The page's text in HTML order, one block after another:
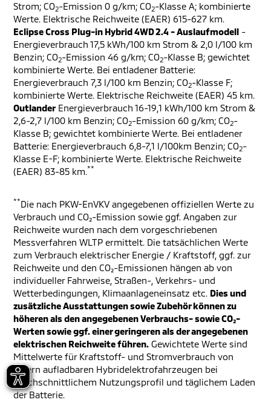
Strom; CO2-Emission 0 g/km; CO2-Klasse A; kombinierte
Werte. Elektrische Reichweite (EAER) 615-627 km.
Eclipse Cross Plug-in Hybrid 4WD 2.4 - Auslaufmodell -
Energieverbrauch 17,5 kWh/100 km Strom & 2,0 l/100 km
Benzin; CO2-Emission 46 g/km; CO2-Klasse B; gewichtet
kombinierte Werte. Bei entladener Batterie:
Energieverbrauch 7,3 l/100 km Benzin; CO2-Klasse F;
kombinierte Werte. Elektrische Reichweite (EAER) 45 km.
Outlander Energieverbrauch 16-19,1 kWh/100 km Strom &
2,6-2,7 l/100 km Benzin; CO2-Emission 60 g/km; CO2-
Klasse B; gewichtet kombinierte Werte. Bei entladener
Batterie: Energieverbrauch 6,8-7,1 l/100km Benzin; CO2-
Klasse E-F; kombinierte Werte. Elektrische Reichweite
(EAER) 83-85 km.**
**Die nach PKW-EnVKV angegebenen offiziellen Werte zu
Verbrauch und CO₂-Emission sowie ggf. Angaben zur
Reichweite wurden nach dem vorgeschriebenen
Messverfahren WLTP ermittelt. Die tatsächlichen Werte
zum Verbrauch elektrischer Energie / Kraftstoff, ggf. zur
Reichweite und den CO₂-Emissionen hängen ab von
individueller Fahrweise, Straßen-, Verkehrs- und
Wetterbedingungen, Klimaanlageneinsatz etc. Dies und
zusätzliche Ausstattungen sowie Zubehör können zu
höheren als den angegebenen Verbrauchs- sowie CO₂-
Werten sowie ggf. einer geringeren als der angegebenen
elektrischen Reichweite führen. Gewichtete Werte sind
Mittelwerte für Kraftstoff- und Stromverbrauch von
extern aufladbaren Hybridelektrofahrzeugen bei
durchschnittlichem Nutzungsprofil und täglichem Laden
der Batterie.